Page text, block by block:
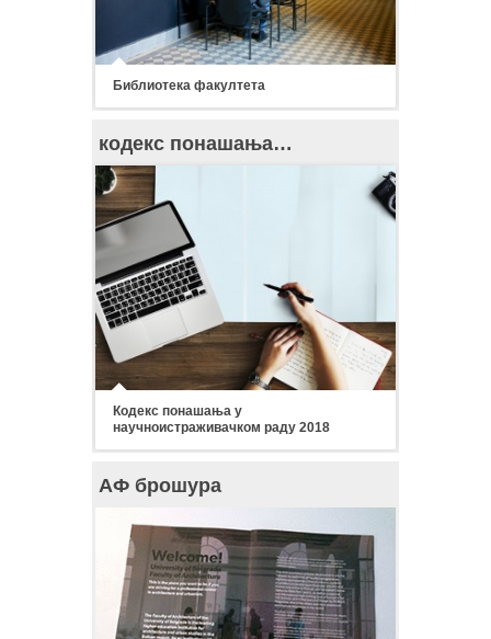
Библиотека факултета
кодекс понашања…
Кодекс понашања у
научноистраживачком раду 2018
АФ брошура